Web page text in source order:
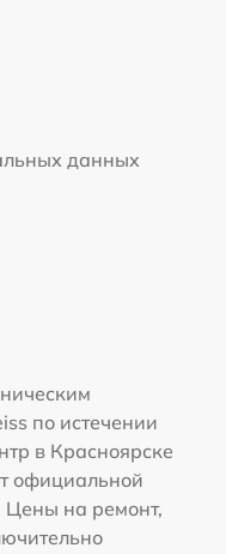
данных
по истечении
в Красноярске
официальной
Цены на ремонт,